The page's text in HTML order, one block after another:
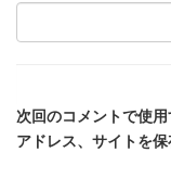
次回のコメントで使
アドレス、サイトを保